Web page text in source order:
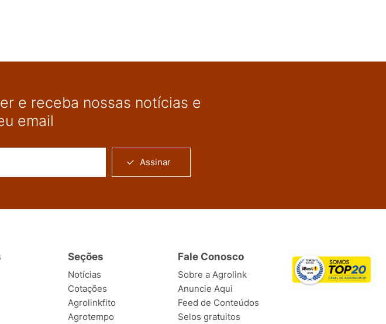
e receba nossas notícias e
email
Assinar
Seções
Notícias
Cotações
Agrolinkfito
Agrotempo
Fale Conosco
Sobre a Agrolink
Anuncie Aqui
Feed de Conteúdos
Selos gratuitos